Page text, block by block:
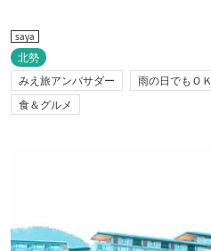
saya
北勢
みえ旅アンバサダー
雨の日でもＯＫ
食＆グルメ